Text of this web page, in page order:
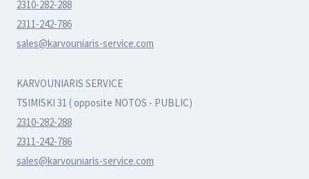
2310-282-288
2311-242-786
sales@karvouniaris-service.com
KARVOUNIARIS SERVICE
TSIMISKI 31 ( opposite NOTOS - PUBLIC)
2310-282-288
2311-242-786
sales@karvouniaris-service.com